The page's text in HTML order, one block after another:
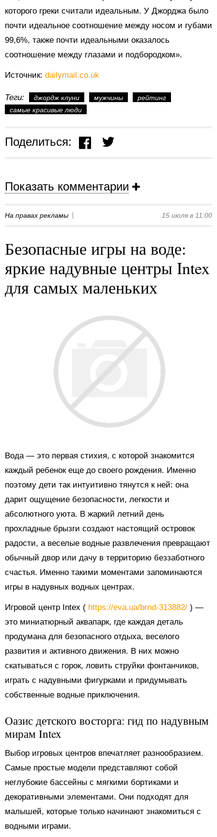
которого греки считали идеальным. У Джорджа было
почти идеальное соотношение между носом и губами
99,6%, также почти идеальными оказалось
соотношение между глазами и подбородком».
Источник: dailymail.co.uk
Теги: джордж клуни мужчины
рейтинг
самые красивые люди
Поделиться:
Показать комментарии
На правах рекламы 15 июля в 11:00
Безопасные игры на воде:
яркие надувные центры Intex
для самых маленьких
Вода — это первая стихия, с которой знакомится
каждый ребенок еще до своего рождения. Именно
поэтому дети так интуитивно тянутся к ней: она
дарит ощущение безопасности, легкости и
абсолютного уюта. В жаркий летний день
прохладные брызги создают настоящий островок
радости, а веселые водные развлечения превращают
обычный двор или дачу в территорию беззаботного
счастья. Именно такими моментами запоминаются
игры в надувных водных центрах.
Игровой центр Intex ( https://eva.ua/brnd-313882/ ) —
это миниатюрный аквапарк, где каждая деталь
продумана для безопасного отдыха, веселого
развития и активного движения. В них можно
скатываться с горок, ловить струйки фонтанчиков,
играть с надувными фигурками и придумывать
собственные водные приключения.
Оазис детского восторга: гид по надувным
мирам Intex
Выбор игровых центров впечатляет разнообразием.
Самые простые модели представляют собой
неглубокие бассейны с мягкими бортиками и
декоративными элементами. Они подходят для
малышей, которые только начинают знакомиться с
водными играми.